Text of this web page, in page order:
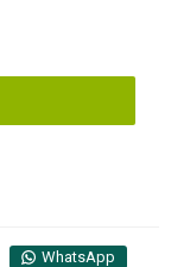
WhatsApp